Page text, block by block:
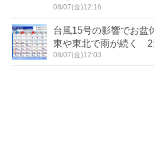
08/07(金)12:16
台風15号の影響でお盆
東や東北で雨が続く 2
08/07(金)12:03